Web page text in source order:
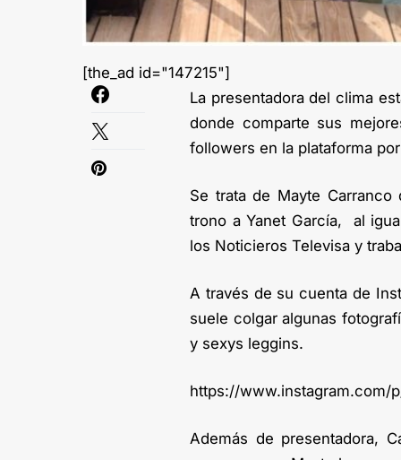
[the_ad id="147215"]
La presentadora del clima
donde comparte sus
followers en la plataforma
Se trata de Mayte
trono a Yanet García, al
los Noticieros Televisa y
A través de su cuenta de
suele colgar algunas
y sexys leggins.
https://www.instagram.com/
Además de presentadora,